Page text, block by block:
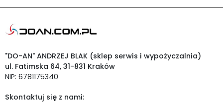
"DO-AN" ANDRZEJ BLAK (sklep serwis i wypożyczalnia)
ul. Fatimska 64, 31-831 Kraków
NIP: 6781175340
Skontaktuj się z nami: